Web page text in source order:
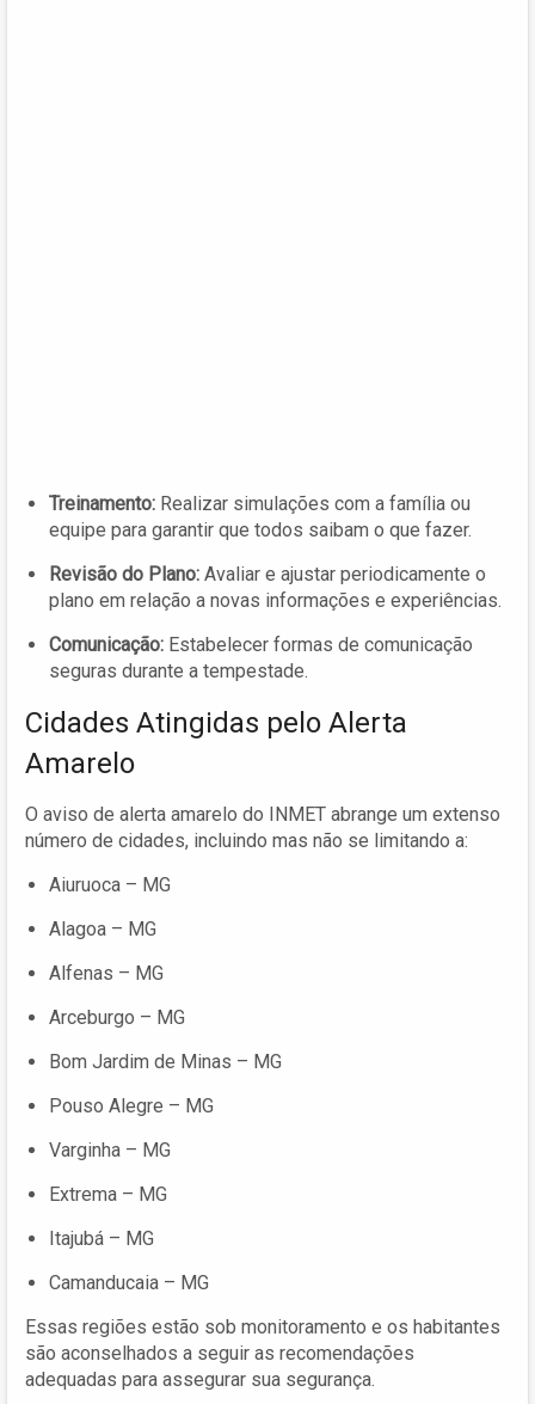
Treinamento: Realizar simulações com a família ou
equipe para garantir que todos saibam o que fazer.
Revisão do Plano: Avaliar e ajustar periodicamente o
plano em relação a novas informações e experiências.
Comunicação: Estabelecer formas de comunicação
seguras durante a tempestade.
Cidades Atingidas pelo Alerta
Amarelo
O aviso de alerta amarelo do INMET abrange um extenso
número de cidades, incluindo mas não se limitando a:
Aiuruoca – MG
Alagoa – MG
Alfenas – MG
Arceburgo – MG
Bom Jardim de Minas – MG
Pouso Alegre – MG
Varginha – MG
Extrema – MG
Itajubá – MG
Camanducaia – MG
Essas regiões estão sob monitoramento e os habitantes
são aconselhados a seguir as recomendações
adequadas para assegurar sua segurança.